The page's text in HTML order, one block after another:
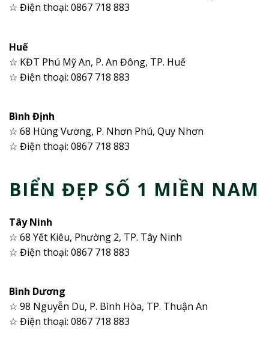
☆ Điện thoại: 0867 718 883
Huế
☆ KĐT Phú Mỹ An, P. An Đông, TP. Huế
☆ Điện thoại: 0867 718 883
Bình Định
☆ 68 Hùng Vương, P. Nhơn Phú, Quy Nhơn
☆ Điện thoại: 0867 718 883
BIỂN ĐẸP SỐ 1 MIỀN NAM
Tây Ninh
☆ 68 Yết Kiêu, Phường 2, TP. Tây Ninh
☆ Điện thoại: 0867 718 883
Bình Dương
☆ 98 Nguyễn Du, P. Bình Hòa, TP. Thuận An
☆ Điện thoại: 0867 718 883